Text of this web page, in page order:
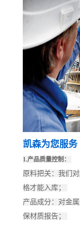
凯森为您服务
1.产品质量控制：
原料把关：我们
格才能入库；
产品成分：对金
保材质报告；